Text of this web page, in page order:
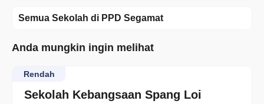
Semua Sekolah di PPD Segamat
Anda mungkin ingin melihat
Sekolah Kebangsaan Spang Loi
Rendah